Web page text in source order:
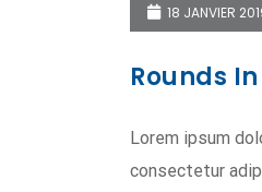
18 JANVIER
Rounds
Lorem ipsum
consectetur